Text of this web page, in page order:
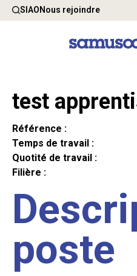
SIAONous rejoindre
test
Référence :
Temps de travail :
Quotité de travail :
Filière :
poste